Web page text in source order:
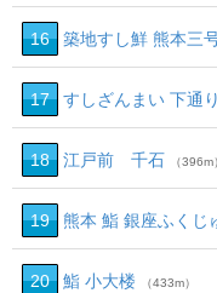
16 築地すし鮮 熊本三
17 すしざんまい 下通
18 江戸前 千石 （396m
19 熊本 鮨 銀座ふくじ
20 鮨 小大楼 （433m）